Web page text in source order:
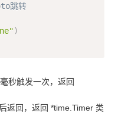
跳转
)
秒触发一次，返回
返回，返回 *time.Timer 类